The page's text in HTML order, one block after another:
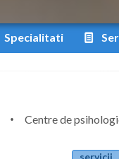
Specialitati
Centre de
servicii